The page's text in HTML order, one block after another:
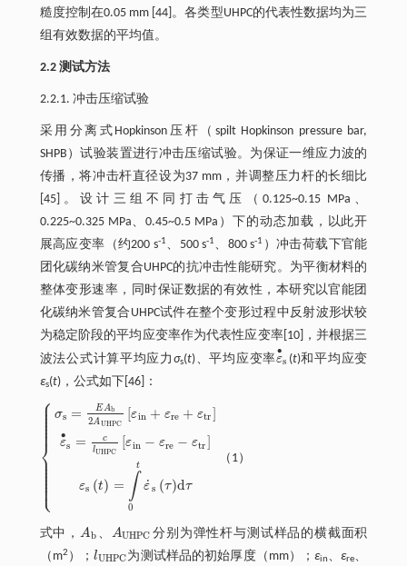
糙度控制在0.05 mm [44]。各类型UHPC的代表性数据均为三
组有效数据的平均值。
2.2 测试方法
2.2.1. 冲击压缩试验
采用分离式Hopkinson压杆（spilt Hopkinson pressure bar,
SHPB）试验装置进行冲击压缩试验。为保证一维应力波的
传播，将冲击杆直径设为37 mm，并调整压力杆的长细比
[45]。设计三组不同打击气压（0.125~0.15 MPa、
0.225~0.325 MPa、0.45~0.5 MPa）下的动态加载，以此开
展高应变率（约200 s-1、500 s-1、800 s-1 ）冲击荷载下官能
团化碳纳米管复合UHPC的抗冲击性能研究。为平衡材料的
整体变形速率，同时保证数据的有效性，本研究以官能团
化碳纳米管复合UHPC试件在整个变形过程中反射波形状较
为稳定阶段的平均应变率作为代表性应变率[10]，并根据三
波法公式计算平均应力 σs(t)、平均应变率ε
∙
s
ε• s
(t)和平均应变
εs(t)，公式如下[46]：
⎧
⎩
⎨
⎪
⎪
⎪⎪⎪⎪⎪
⎪
⎪
⎪⎪⎪⎪⎪⎪
⎪
σs = E Ab
2A UHPC
[εin + εre + εtr]
ε
∙
s =
c
lUHPC
[εin − εre − εtr
εs (t) = ∫
0
t
ε
˙s (τ)dτ
σs + P Cε
（1）
式中，Ab
Ab 、 AUHPC
AUHPC 分别为弹性杆与测试样品的横截面积
（m2 ）； lUHPC
lUHPC 为测试样品的初始厚度（mm）；εin、εre、